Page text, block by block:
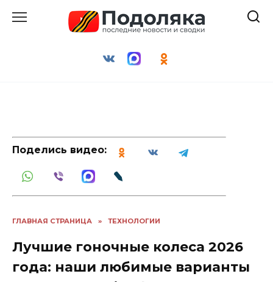
ГЛАВНАЯ СТРАНИЦА » ТЕХНОЛОГИИ
Лучшие гоночные колеса 2026
года: наши любимые варианты
Поделись видео: